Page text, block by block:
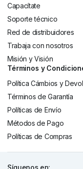
Capacítate
Soporte técnico
Red de distribuidores
Trabaja con nosotros
Misión y Visión
Términos y
Política Cámbios y
Términos de Garantía
Políticas de Envío
Métodos de Pago
Políticas de Compras